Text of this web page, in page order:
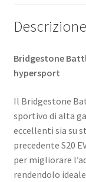
Descrizione
Bridgestone
hypersport
Il Bridgestone
sportivo di alta
eccellenti sia su
precedente S20
per migliorare
rendendolo